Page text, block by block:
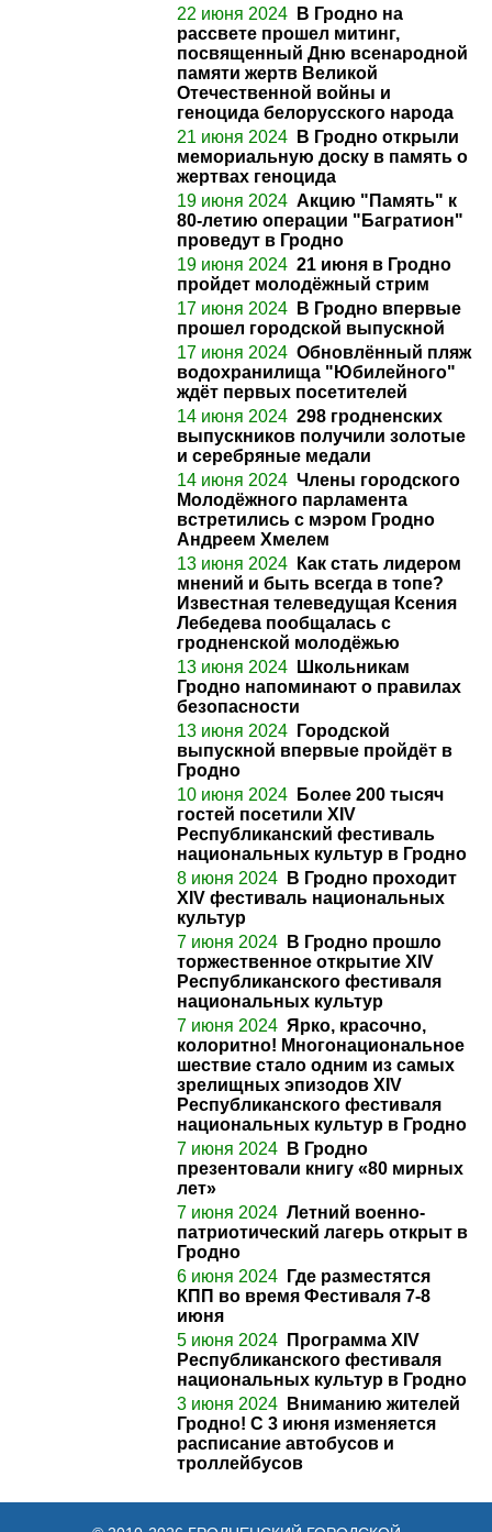
22 июня 2024
В Гродно на
рассвете прошел митинг,
посвященный Дню всенародной
памяти жертв Великой
Отечественной войны и
геноцида белорусского народа
21 июня 2024
В Гродно открыли
мемориальную доску в память о
жертвах геноцида
19 июня 2024 Акцию "Память" к
80-летию операции "Багратион"
проведут в Гродно
19 июня 2024 21 июня в Гродно
пройдет молодёжный стрим
17 июня 2024
В Гродно впервые
прошел городской выпускной
17 июня 2024 Обновлённый пляж
водохранилища "Юбилейного"
ждёт первых посетителей
14 июня 2024 298 гродненских
выпускников получили золотые
и серебряные медали
14 июня 2024 Члены городского
Молодёжного парламента
встретились с мэром Гродно
Андреем Хмелем
13 июня 2024
Как стать лидером
мнений и быть всегда в топе?
Известная телеведущая Ксения
Лебедева пообщалась с
гродненской молодёжью
13 июня 2024
Школьникам
Гродно напоминают о правилах
безопасности
13 июня 2024
Городской
выпускной впервые пройдёт в
Гродно
10 июня 2024
Более 200 тысяч
гостей посетили XIV
Республиканский фестиваль
национальных культур в Гродно
8 июня 2024
В Гродно проходит
XIV фестиваль национальных
культур
7 июня 2024
В Гродно прошло
торжественное открытие XIV
Республиканского фестиваля
национальных культур
7 июня 2024 Ярко, красочно,
колоритно! Многонациональное
шествие стало одним из самых
зрелищных эпизодов ХIV
Республиканского фестиваля
национальных культур в Гродно
7 июня 2024
В Гродно
презентовали книгу «80 мирных
лет»
7 июня 2024 Летний военно-
патриотический лагерь открыт в
Гродно
6 июня 2024
Где разместятся
КПП во время Фестиваля 7-8
июня
5 июня 2024
Программа XIV
Республиканского фестиваля
национальных культур в Гродно
3 июня 2024
Вниманию жителей
Гродно! С 3 июня изменяется
расписание автобусов и
троллейбусов